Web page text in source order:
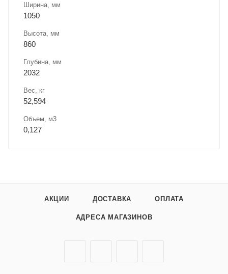
Ширина, мм
1050
Высота, мм
860
Глубина, мм
2032
Вес, кг
52,594
Объем, м3
0,127
АКЦИИ ДОСТАВКА ОПЛАТА
АДРЕСА МАГАЗИНОВ